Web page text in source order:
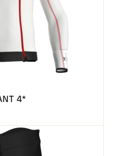
TERRAIN
4*